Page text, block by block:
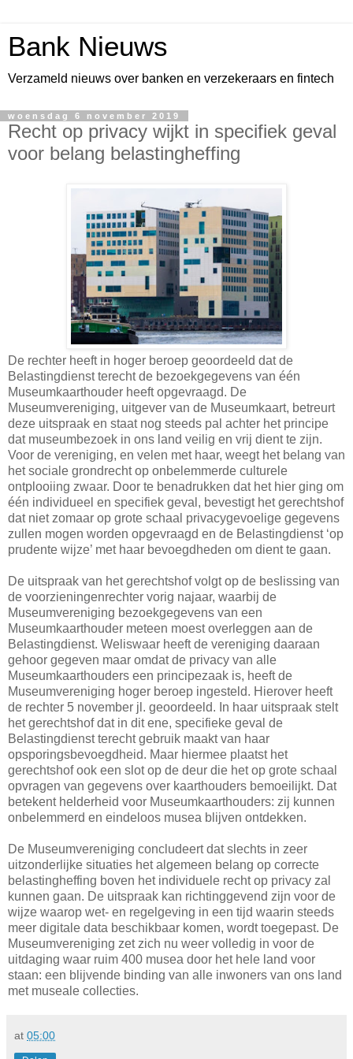
Bank Nieuws
Verzameld nieuws over banken en verzekeraars en fintech
woensdag 6 november 2019
Recht op privacy wijkt in specifiek geval
voor belang belastingheffing
De rechter heeft in hoger beroep geoordeeld dat de
Belastingdienst terecht de bezoekgegevens van één
Museumkaarthouder heeft opgevraagd. De
Museumvereniging, uitgever van de Museumkaart, betreurt
deze uitspraak en staat nog steeds pal achter het principe
dat museumbezoek in ons land veilig en vrij dient te zijn.
Voor de vereniging, en velen met haar, weegt het belang van
het sociale grondrecht op onbelemmerde culturele
ontplooiing zwaar. Door te benadrukken dat het hier ging om
één individueel en specifiek geval, bevestigt het gerechtshof
dat niet zomaar op grote schaal privacygevoelige gegevens
zullen mogen worden opgevraagd en de Belastingdienst ‘op
prudente wijze’ met haar bevoegdheden om dient te gaan.
De uitspraak van het gerechtshof volgt op de beslissing van
de voorzieningenrechter vorig najaar, waarbij de
Museumvereniging bezoekgegevens van een
Museumkaarthouder meteen moest overleggen aan de
Belastingdienst. Weliswaar heeft de vereniging daaraan
gehoor gegeven maar omdat de privacy van alle
Museumkaarthouders een principezaak is, heeft de
Museumvereniging hoger beroep ingesteld. Hierover heeft
de rechter 5 november jl. geoordeeld. In haar uitspraak stelt
het gerechtshof dat in dit ene, specifieke geval de
Belastingdienst terecht gebruik maakt van haar
opsporingsbevoegdheid. Maar hiermee plaatst het
gerechtshof ook een slot op de deur die het op grote schaal
opvragen van gegevens over kaarthouders bemoeilijkt. Dat
betekent helderheid voor Museumkaarthouders: zij kunnen
onbelemmerd en eindeloos musea blijven ontdekken.
De Museumvereniging concludeert dat slechts in zeer
uitzonderlijke situaties het algemeen belang op correcte
belastingheffing boven het individuele recht op privacy zal
kunnen gaan. De uitspraak kan richtinggevend zijn voor de
wijze waarop wet- en regelgeving in een tijd waarin steeds
meer digitale data beschikbaar komen, wordt toegepast. De
Museumvereniging zet zich nu weer volledig in voor de
uitdaging waar ruim 400 musea door het hele land voor
staan: een blijvende binding van alle inwoners van ons land
met museale collecties.
at 05:00